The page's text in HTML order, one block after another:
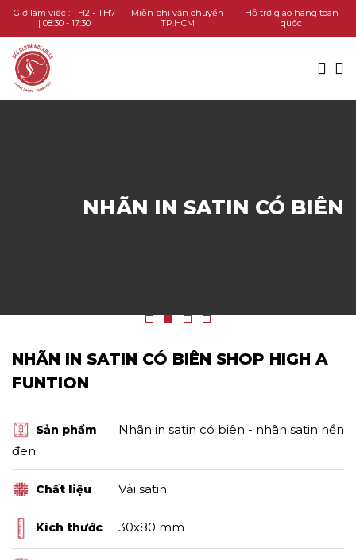
Giờ làm việc : TH2 - TH7
| 08:30 - 17:30
Miễn phí vận chuyển
TP.HCM
Hỗ trợ giao hàng toàn
quốc
NHÃN IN SATIN CÓ BIÊN
NHÃN IN SATIN CÓ BIÊN SHOP HIGH A
FUNTION
Sản phẩm
Nhãn in satin có biên - nhãn satin nền
đen
Chất liệu Vải satin
Kích thước 30x80 mm
TRANG CHỦ
DANH MỤC SẢN PHẨM
KIẾN THỨC
GỌI HOTLINE